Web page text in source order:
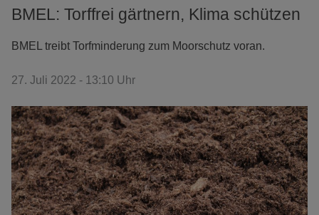
BMEL: Torffrei gärtnern, Klima schützen
BMEL treibt Torfminderung zum Moorschutz voran.
27. Juli 2022 - 13:10 Uhr